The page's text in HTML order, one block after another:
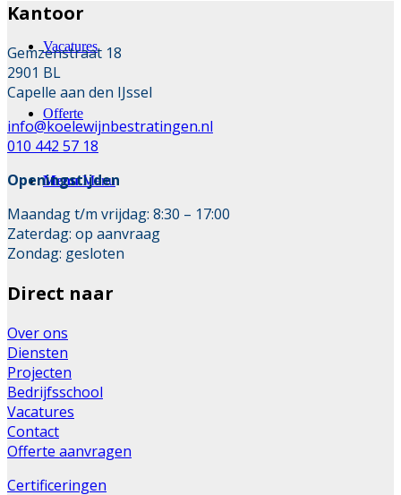
Vacatures
Offerte
Menu Menu
Kantoor
Gemzenstraat 18
2901 BL
Capelle aan den IJssel
info@koelewijnbestratingen.nl
010 442 57 18
Openingstijden
Maandag t/m vrijdag: 8:30 – 17:00
Zaterdag: op aanvraag
Zondag: gesloten
Direct naar
Over ons
Diensten
Projecten
Bedrijfsschool
Vacatures
Contact
Offerte aanvragen
Certificeringen